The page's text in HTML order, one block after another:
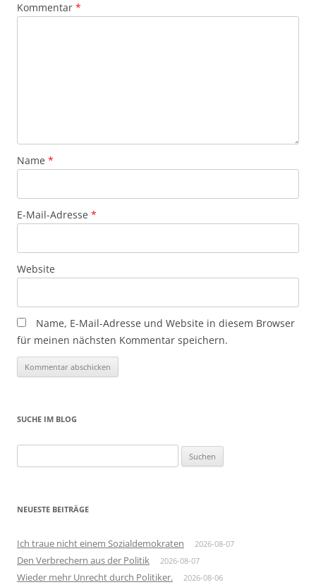
Kommentar *
Name *
E-Mail-Adresse *
Website
Name, E-Mail-Adresse und Website in diesem Browser
für meinen nächsten Kommentar speichern.
SUCHE IM BLOG
nach:
NEUESTE BEITRÄGE
Ich traue nicht einem Sozialdemokraten 2026-08-07
Den Verbrechern aus der Politik 2026-08-07
Wieder mehr Unrecht durch Politiker. 2026-08-06